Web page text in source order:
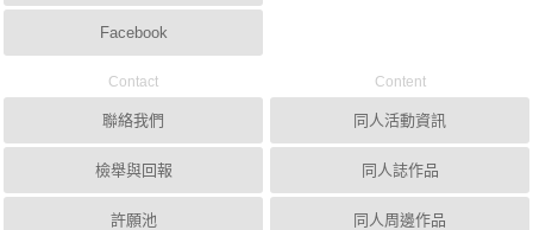
Facebook
Contact
聯絡我們
檢舉與回報
許願池
Content
同人活動資訊
同人誌作品
同人周邊作品